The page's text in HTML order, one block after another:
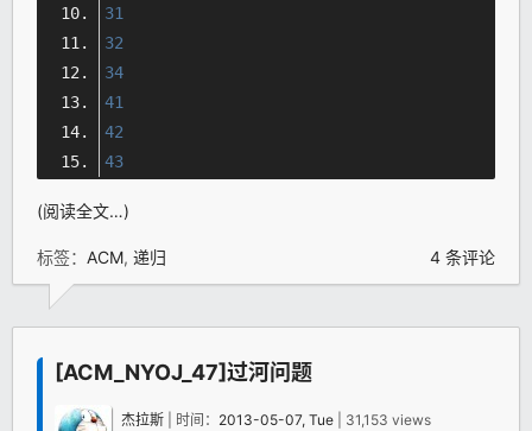
31
32
34
41
42
43
(阅读全文…)
标签： ACM, 递归 4 条评论
[ACM_NYOJ_47]过河问题
杰拉斯 | 时间： 2013-05-07, Tue | 31,153 views